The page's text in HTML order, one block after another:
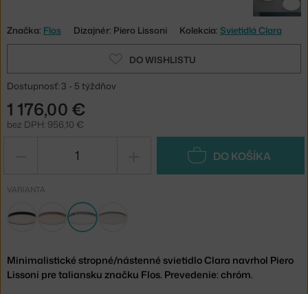
Značka: Flos Dizajnér: Piero Lissoni Kolekcia: Svietidlá Clara
DO WISHLISTU
Dostupnosť: 3 - 5 týždňov
1 176,00 €
bez DPH: 956,10 €
DO KOŠÍKA
VARIANTA
Minimalistické stropné/nástenné svietidlo Clara navrhol Piero
Lissoni pre taliansku značku Flos. Prevedenie: chróm.